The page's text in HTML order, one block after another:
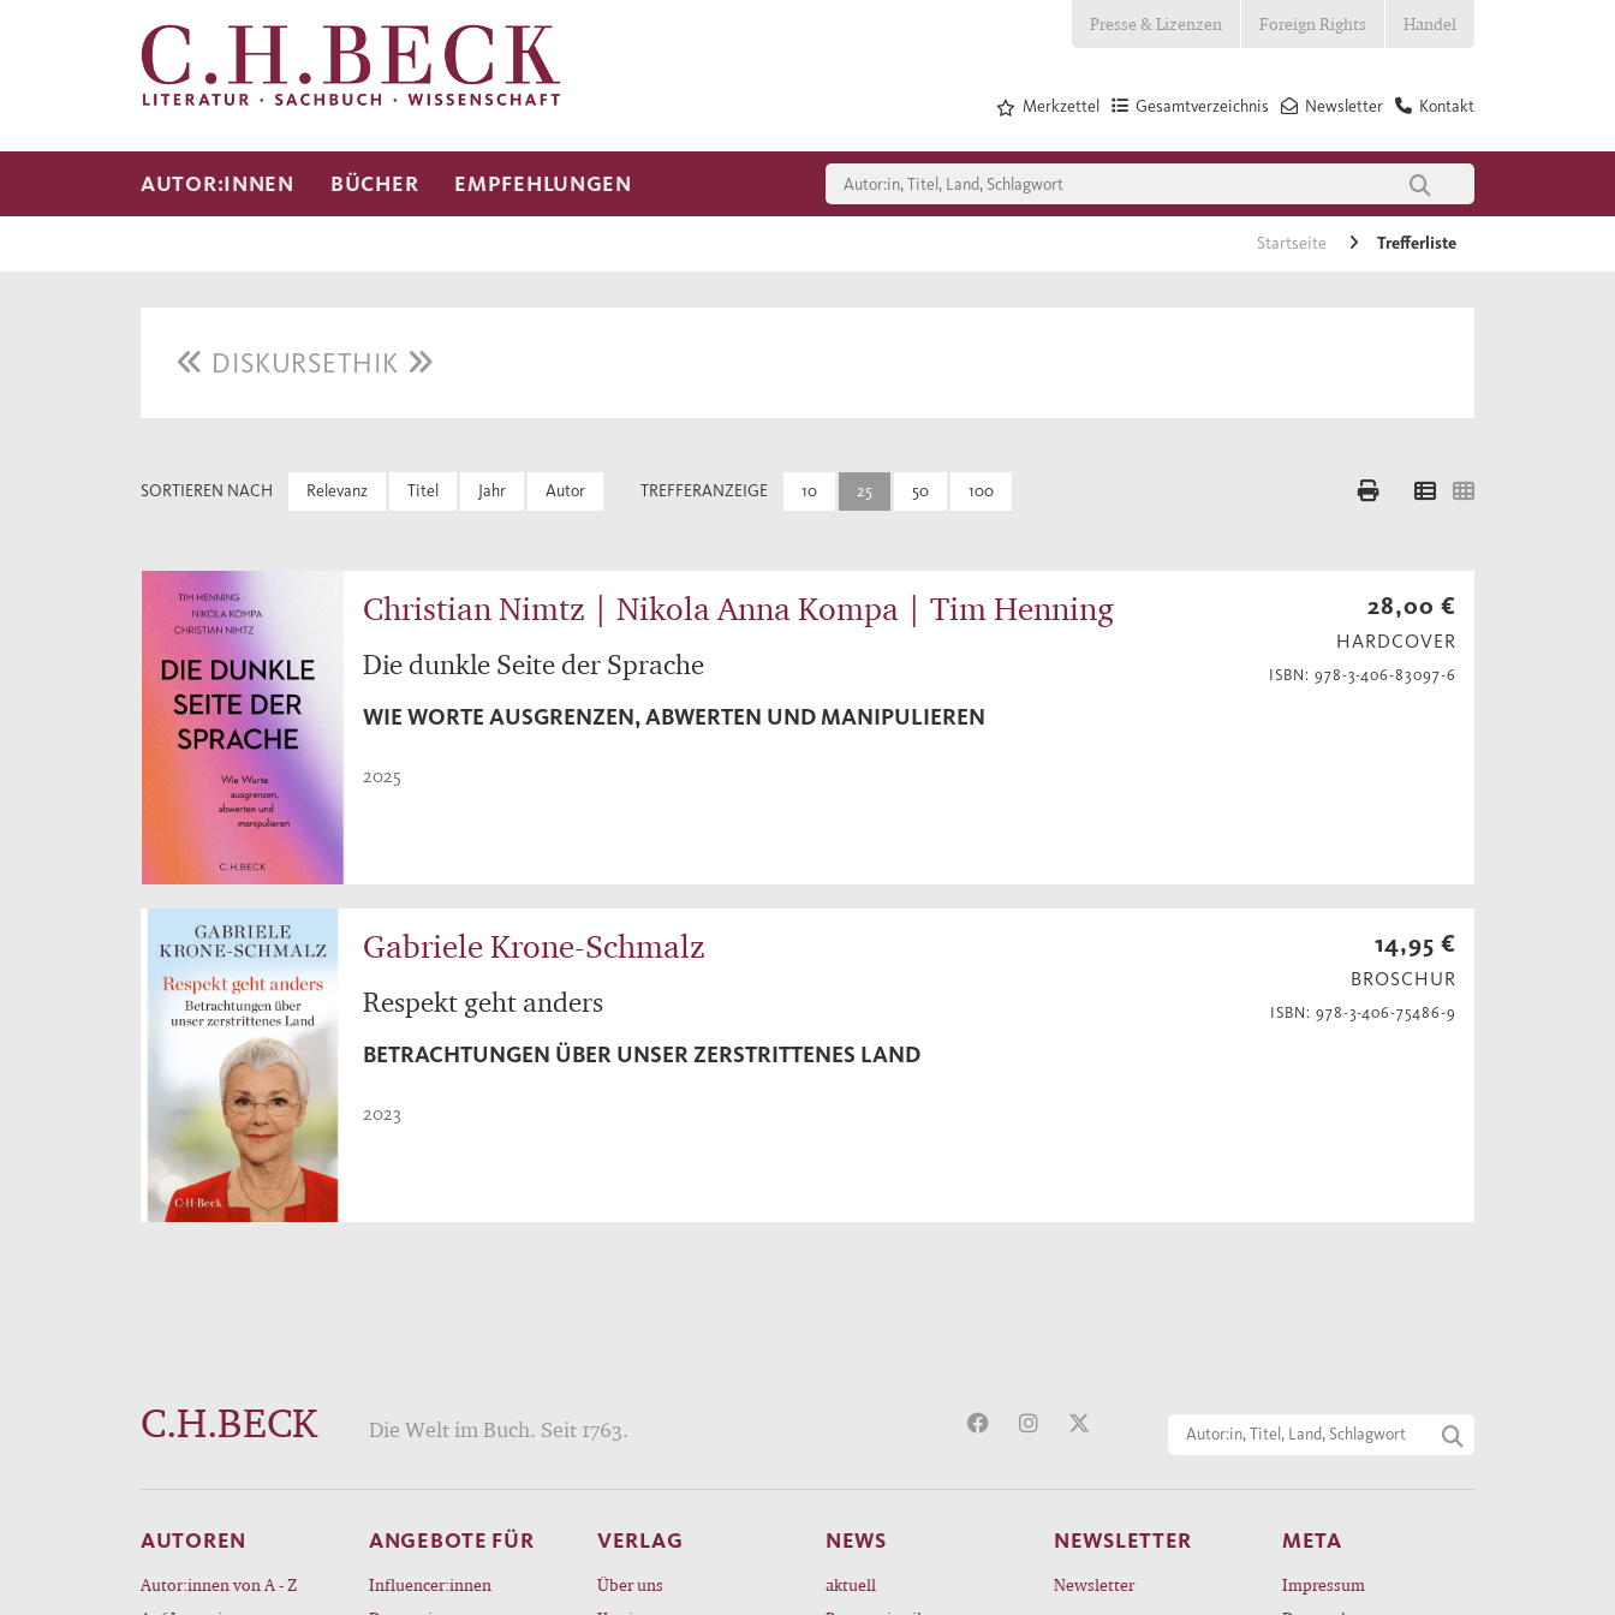
Presse & Lizenzen Foreign Rights Handel
Kontakt
Newsletter
Gesamtverzeichnis
Merkzettel
AUTOR:INNEN BÜCHER EMPFEHLUNGEN
Startseite Trefferliste
DISKURSETHIK
SORTIEREN NACH Relevanz Titel Jahr Autor TREFFERANZEIGE 10 25 50 100
Christian Nimtz | Nikola Anna Kompa | Tim Henning
Die dunkle Seite der Sprache
WIE WORTE AUSGRENZEN, ABWERTEN UND MANIPULIEREN
2025
28,00 €
HARDCOVER
ISBN: 978-3-406-83097-6
Gabriele Krone-Schmalz
Respekt geht anders
BETRACHTUNGEN ÜBER UNSER ZERSTRITTENES LAND
2023
14,95 €
BROSCHUR
ISBN: 978-3-406-75486-9
C.H.BECK Die Welt im Buch. Seit 1763.
AUTOREN
Autor:innen von A - Z
ANGEBOTE FÜR
Influencer:innen
VERLAG
Über uns
NEWS
aktuell
NEWSLETTER
Newsletter
META
Impressum